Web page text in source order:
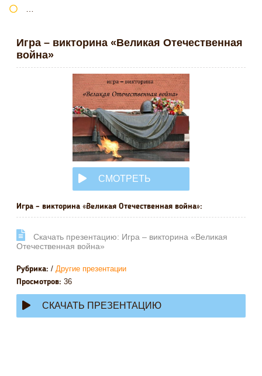
Игра – викторина «Великая Отечественная
война»
СМОТРЕТЬ
ОНЛАЙН
Игра – викторина «Великая Отечественная война»:
Cкачать презентацию: Игра – викторина «Великая
Отечественная война»
Рубрика: / Другие презентации
Просмотров: 36
СКАЧАТЬ ПРЕЗЕНТАЦИЮ